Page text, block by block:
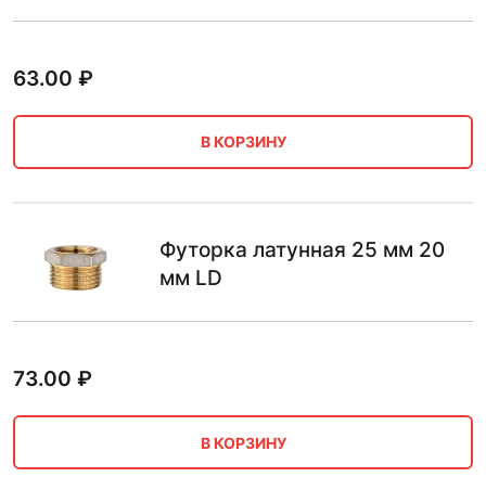
63.00 ₽
В КОРЗИНУ
Футорка латунная 25 мм 20
мм LD
73.00 ₽
В КОРЗИНУ